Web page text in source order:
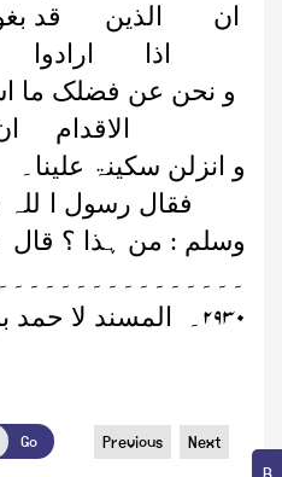
ان الذین قد
اذا ارادوا
و نحن عن فضلک
الاقدام
و انزلن سکینۃ علینا۔
فقال رسول ا للہ
وسلم : من ہذا ؟ قال
۲۹۳۰ ۔ المسند لا
Go Previous Next